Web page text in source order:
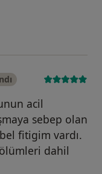
acil
sebep olan
fitigim vardı.
dahil